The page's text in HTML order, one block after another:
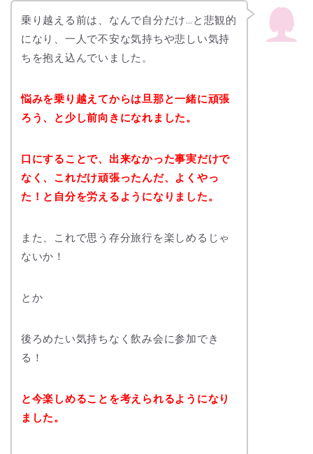
乗り越える前は、なんで自分だけ…と悲観的
になり、一人で不安な気持ちや悲しい気持
ちを抱え込んでいました。
悩みを乗り越えてからは旦那と一緒に頑張
ろう、と少し前向きになれました。
口にすることで、出来なかった事実だけで
なく、これだけ頑張ったんだ、よくやっ
た！と自分を労えるようになりました。
また、これで思う存分旅行を楽しめるじゃ
ないか！
とか
後ろめたい気持ちなく飲み会に参加でき
る！
と今楽しめることを考えられるようになり
ました。